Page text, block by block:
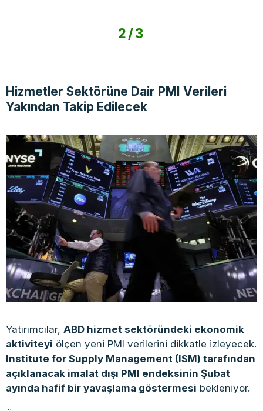
2/3
Hizmetler Sektörüne Dair PMI Verileri
Yakından Takip Edilecek
Yatırımcılar, ABD hizmet sektöründeki ekonomik
aktiviteyi ölçen yeni PMI verilerini dikkatle izleyecek.
Institute for Supply Management (ISM) tarafından
açıklanacak imalat dışı PMI endeksinin Şubat
ayında hafif bir yavaşlama göstermesi bekleniyor.